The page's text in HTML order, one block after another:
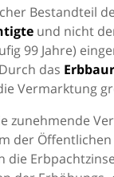
Bestandteil
und nicht
99 Jahre)
das
Vermarktung
zunehmende
der
die